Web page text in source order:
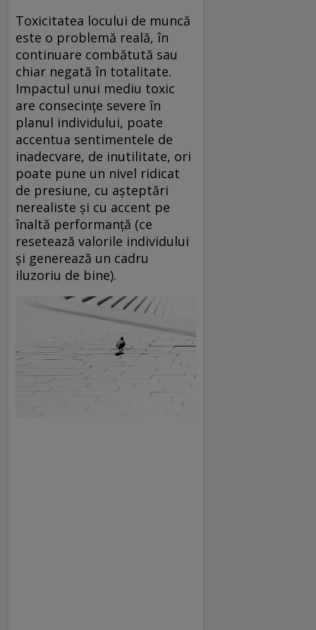
Toxicitatea locului de muncă
este o problemă reală, în
continuare combătută sau
chiar negată în totalitate.
Impactul unui mediu toxic
are consecințe severe în
planul individului, poate
accentua sentimentele de
inadecvare, de inutilitate, ori
poate pune un nivel ridicat
de presiune, cu așteptări
nerealiste și cu accent pe
înaltă performanță (ce
resetează valorile individului
și generează un cadru
iluzoriu de bine).